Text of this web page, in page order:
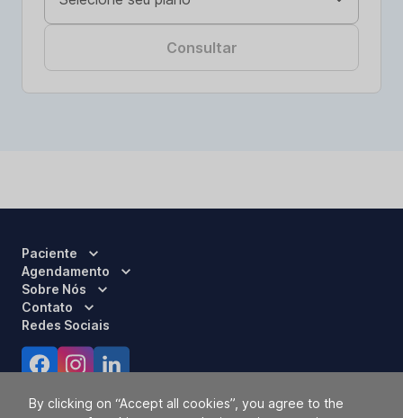
By clicking on “Accept all cookies”, you agree to the
Consultar
Paciente
Agendamento
Sobre Nós
Contato
Redes Sociais